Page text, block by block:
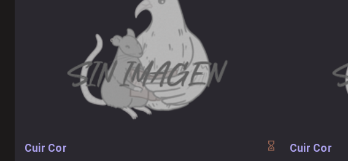
Cuir Cor Cuir Cor